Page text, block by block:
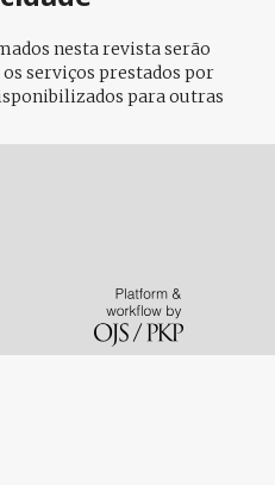
nesta revista serão
serviços prestados por
para outras